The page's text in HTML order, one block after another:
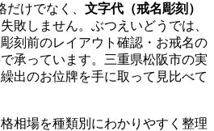
だけでなく、 文字代（戒名彫刻）
敗しません。ぶつえいどうでは、
刻前のレイアウト確認・お戒名の
承っています。三重県松阪市の実
出のお位牌を手に取って見比べて
相場を種類別にわかりやすく整理